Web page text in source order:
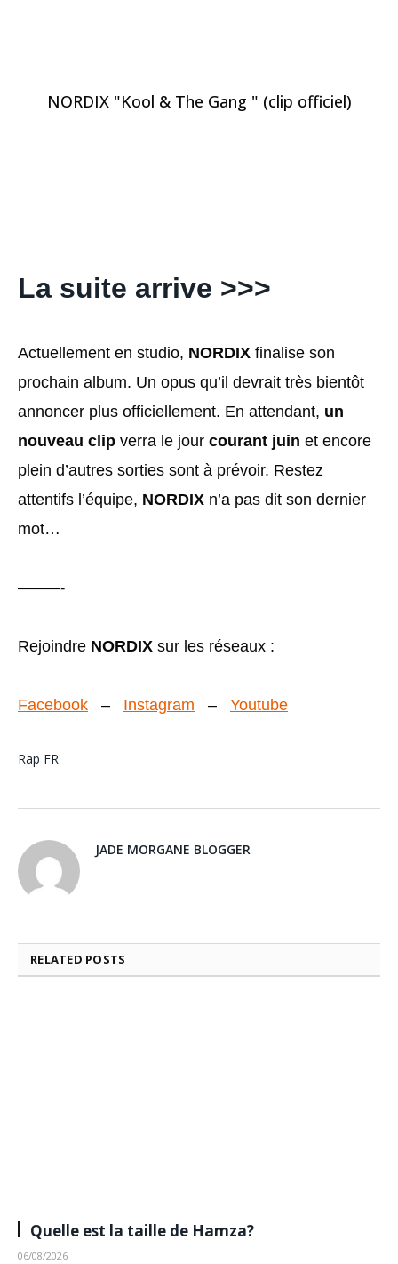
NORDIX "Kool & The Gang " (clip officiel)
La suite arrive >>>
Actuellement en studio, NORDIX finalise son
prochain album. Un opus qu’il devrait très bientôt
annoncer plus officiellement. En attendant, un
nouveau clip verra le jour courant juin et encore
plein d’autres sorties sont à prévoir. Restez
attentifs l’équipe, NORDIX n’a pas dit son dernier
mot…
———-
Rejoindre NORDIX sur les réseaux :
Facebook – Instagram – Youtube
Rap FR
JADE MORGANE BLOGGER
RELATED POSTS
Quelle est la taille de Hamza?
06/08/2026